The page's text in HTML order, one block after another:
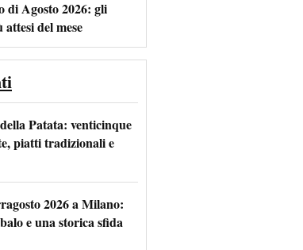
di Agosto 2026: gli
del mese
Patata: venticinque
piatti tradizionali e
2026 a Milano:
e una storica sfida